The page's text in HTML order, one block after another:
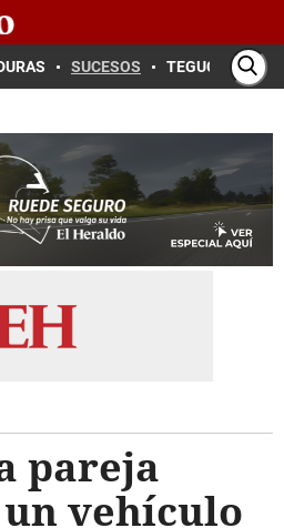
SUCESOS TEGUCIGALPA
pareja
vehículo